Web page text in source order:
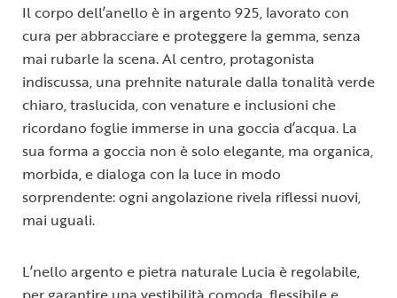
Il corpo dell’anello è in argento 925, lavorato con
cura per abbracciare e proteggere la gemma, senza
mai rubarle la scena. Al centro, protagonista
indiscussa, una prehnite naturale dalla tonalità verde
chiaro, traslucida, con venature e inclusioni che
ricordano foglie immerse in una goccia d’acqua. La
sua forma a goccia non è solo elegante, ma organica,
morbida, e dialoga con la luce in modo
sorprendente: ogni angolazione rivela riflessi nuovi,
mai uguali.
L’nello argento e pietra naturale Lucia è regolabile,